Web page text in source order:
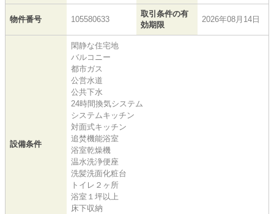
物件番号 105580633
取引条件の有
効期限
2026年08月14日
設備条件
閑静な住宅地
バルコニー
都市ガス
公営水道
公共下水
24時間換気システム
システムキッチン
対面式キッチン
追焚機能浴室
浴室乾燥機
温水洗浄便座
洗髪洗面化粧台
トイレ２ヶ所
浴室１坪以上
床下収納